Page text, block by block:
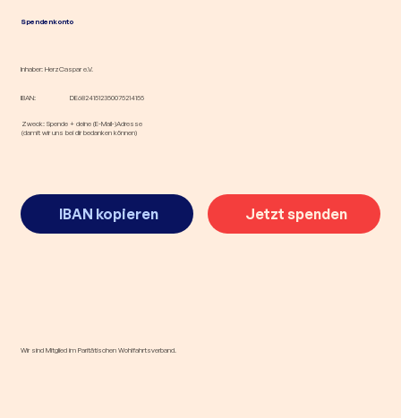
Spendenkonto
Inhaber: HerzCaspar e.V.
IBAN: DE68241512350075214155
IBAN kopieren
Zweck: Spende + deine (E-Mail-)Adresse
(damit wir uns bei dir bedanken können)
Jetzt spenden
Wir sind Mitglied im Paritätischen Wohlfahrtsverband.